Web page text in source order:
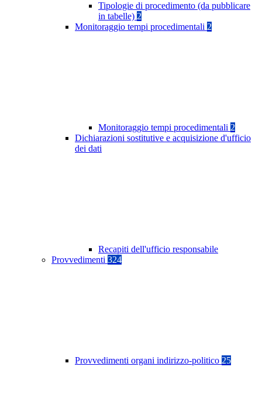
Tipologie di procedimento (da pubblicare
in tabelle) 2
Monitoraggio tempi procedimentali 2
Monitoraggio tempi procedimentali 2
Dichiarazioni sostitutive e acquisizione d'ufficio
dei dati
Recapiti dell'ufficio responsabile
Provvedimenti 324
Provvedimenti organi indirizzo-politico 25